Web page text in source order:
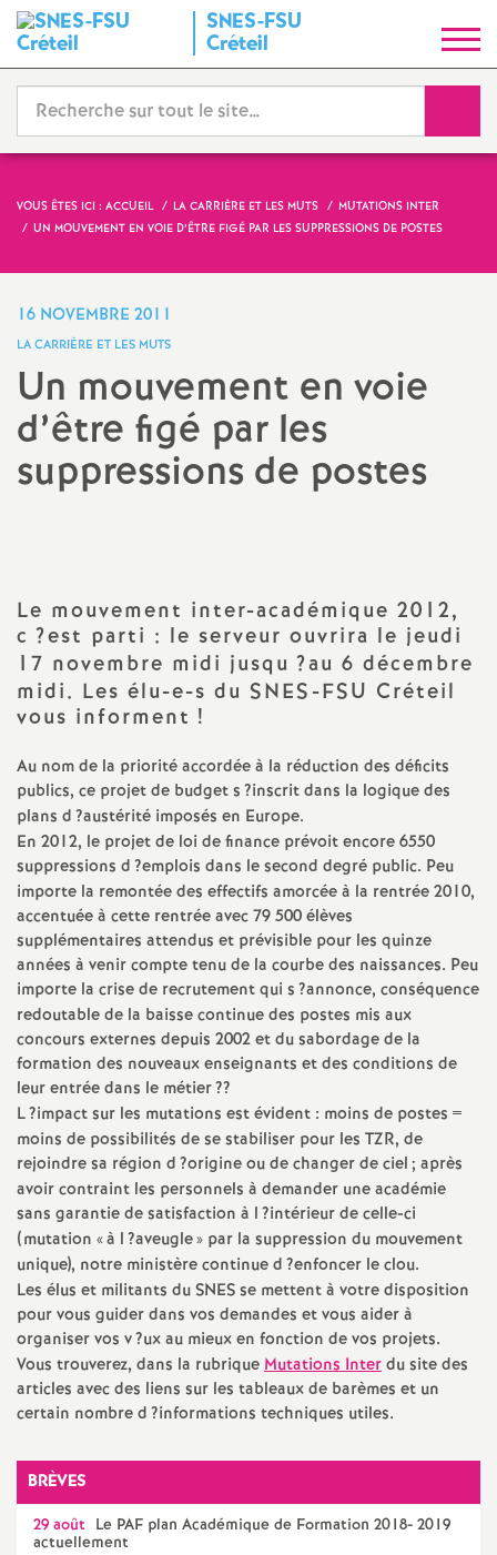
SNES-FSU
Créteil
y
n
d
i
a
N
t
i
o
n
a
l
d
e
s
E
n
s
e
i
g
n
e
VOUS ÊTES ICI : ACCUEIL LA CARRIÈRE ET LES MUTS
MUTATIONS INTER
UN MOUVEMENT EN VOIE D’ÊTRE FIGÉ PAR LES SUPPRESSIONS DE POSTES
16 NOVEMBRE 2011
LA CARRIÈRE ET LES MUTS
Un mouvement en voie
d’être figé par les
suppressions de postes
Le mouvement inter-académique 2012,
c ?est parti : le serveur ouvrira le jeudi
17 novembre midi jusqu ?au 6 décembre
midi. Les élu-e-s du SNES-FSU Créteil
vous informent !
Au nom de la priorité accordée à la réduction des déficits
publics, ce projet de budget s?inscrit dans la logique des
plans d?austérité imposés en Europe.
En 2012, le projet de loi de finance prévoit encore 6550
suppressions d?emplois dans le second degré public. Peu
importe la remontée des effectifs amorcée à la rentrée 2010,
accentuée à cette rentrée avec 79 500 élèves
supplémentaires attendus et prévisible pour les quinze
années à venir compte tenu de la courbe des naissances. Peu
importe la crise de recrutement qui s?annonce, conséquence
redoutable de la baisse continue des postes mis aux
concours externes depuis 2002 et du sabordage de la
formation des nouveaux enseignants et des conditions de
leur entrée dans le métier??
L?impact sur les mutations est évident : moins de postes =
moins de possibilités de se stabiliser pour les TZR, de
rejoindre sa région d?origine ou de changer de ciel; après
avoir contraint les personnels à demander une académie
sans garantie de satisfaction à l?intérieur de celle-ci
(mutation «à l?aveugle» par la suppression du mouvement
unique), notre ministère continue d?enfoncer le clou.
Les élus et militants duSNESse mettent à votre disposition
pour vous guider dans vos demandes et vous aider à
organiser vos v?ux au mieux en fonction de vos projets.
Vous trouverez, dans la rubriqueMutations Interdu site des
articles avec des liens sur les tableaux de barèmes et un
certain nombre d?informations techniques utiles.
BRÈVES
29 août Le PAF plan Académique de Formation 2018- 2019
actuellement